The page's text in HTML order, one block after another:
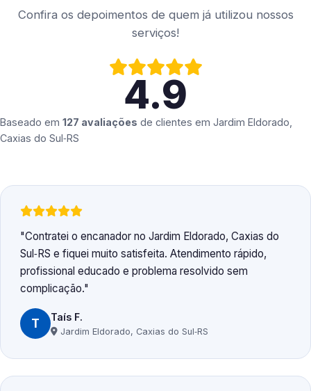
Confira os depoimentos de quem já utilizou nossos
serviços!
4.9
Baseado em 127 avaliações de clientes em Jardim Eldorado,
Caxias do Sul‑RS
Contratei o encanador no Jardim Eldorado, Caxias do
Sul‑RS e fiquei muito satisfeita. Atendimento rápido,
profissional educado e problema resolvido sem
complicação.
T Taís F.
Jardim Eldorado, Caxias do Sul‑RS